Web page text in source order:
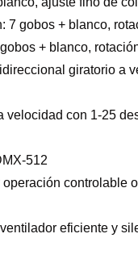
7 gobos + blanco,
+ blanco,
giratorio a
velocidad con 1-25
512
controlable
eficiente y